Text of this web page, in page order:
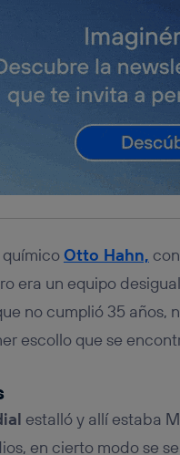
Otto Hahn,
era un equipo
no cumplió 35
escollo que se
estalló y allí estaba
en cierto modo se